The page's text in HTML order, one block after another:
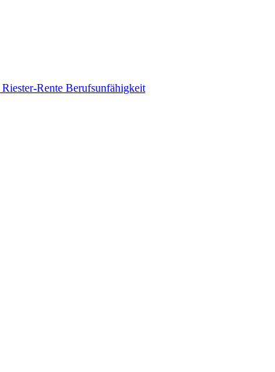
Riester-Rente Berufsunfähigkeit